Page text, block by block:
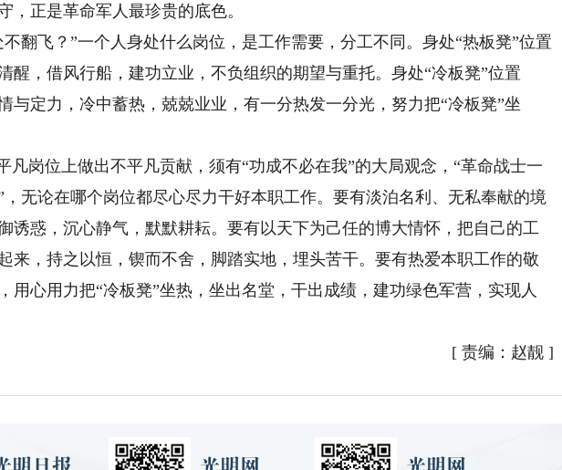
，正是革命军人最珍贵的底色。
飞？”一个人身处什么岗位，是工作需要，分工不同。身处“热板凳”位置
醒，借风行船，建功立业，不负组织的期望与重托。身处“冷板凳”位置
与定力，冷中蓄热，兢兢业业，有一分热发一分光，努力把“冷板凳”坐
岗位上做出不平凡贡献，须有“功成不必在我”的大局观念，“革命战士一
无论在哪个岗位都尽心尽力干好本职工作。要有淡泊名利、无私奉献的境
诱惑，沉心静气，默默耕耘。要有以天下为己任的博大情怀，把自己的工
来，持之以恒，锲而不舍，脚踏实地，埋头苦干。要有热爱本职工作的敬
用心用力把“冷板凳”坐热，坐出名堂，干出成绩，建功绿色军营，实现人
[ 责编：赵靓 ]